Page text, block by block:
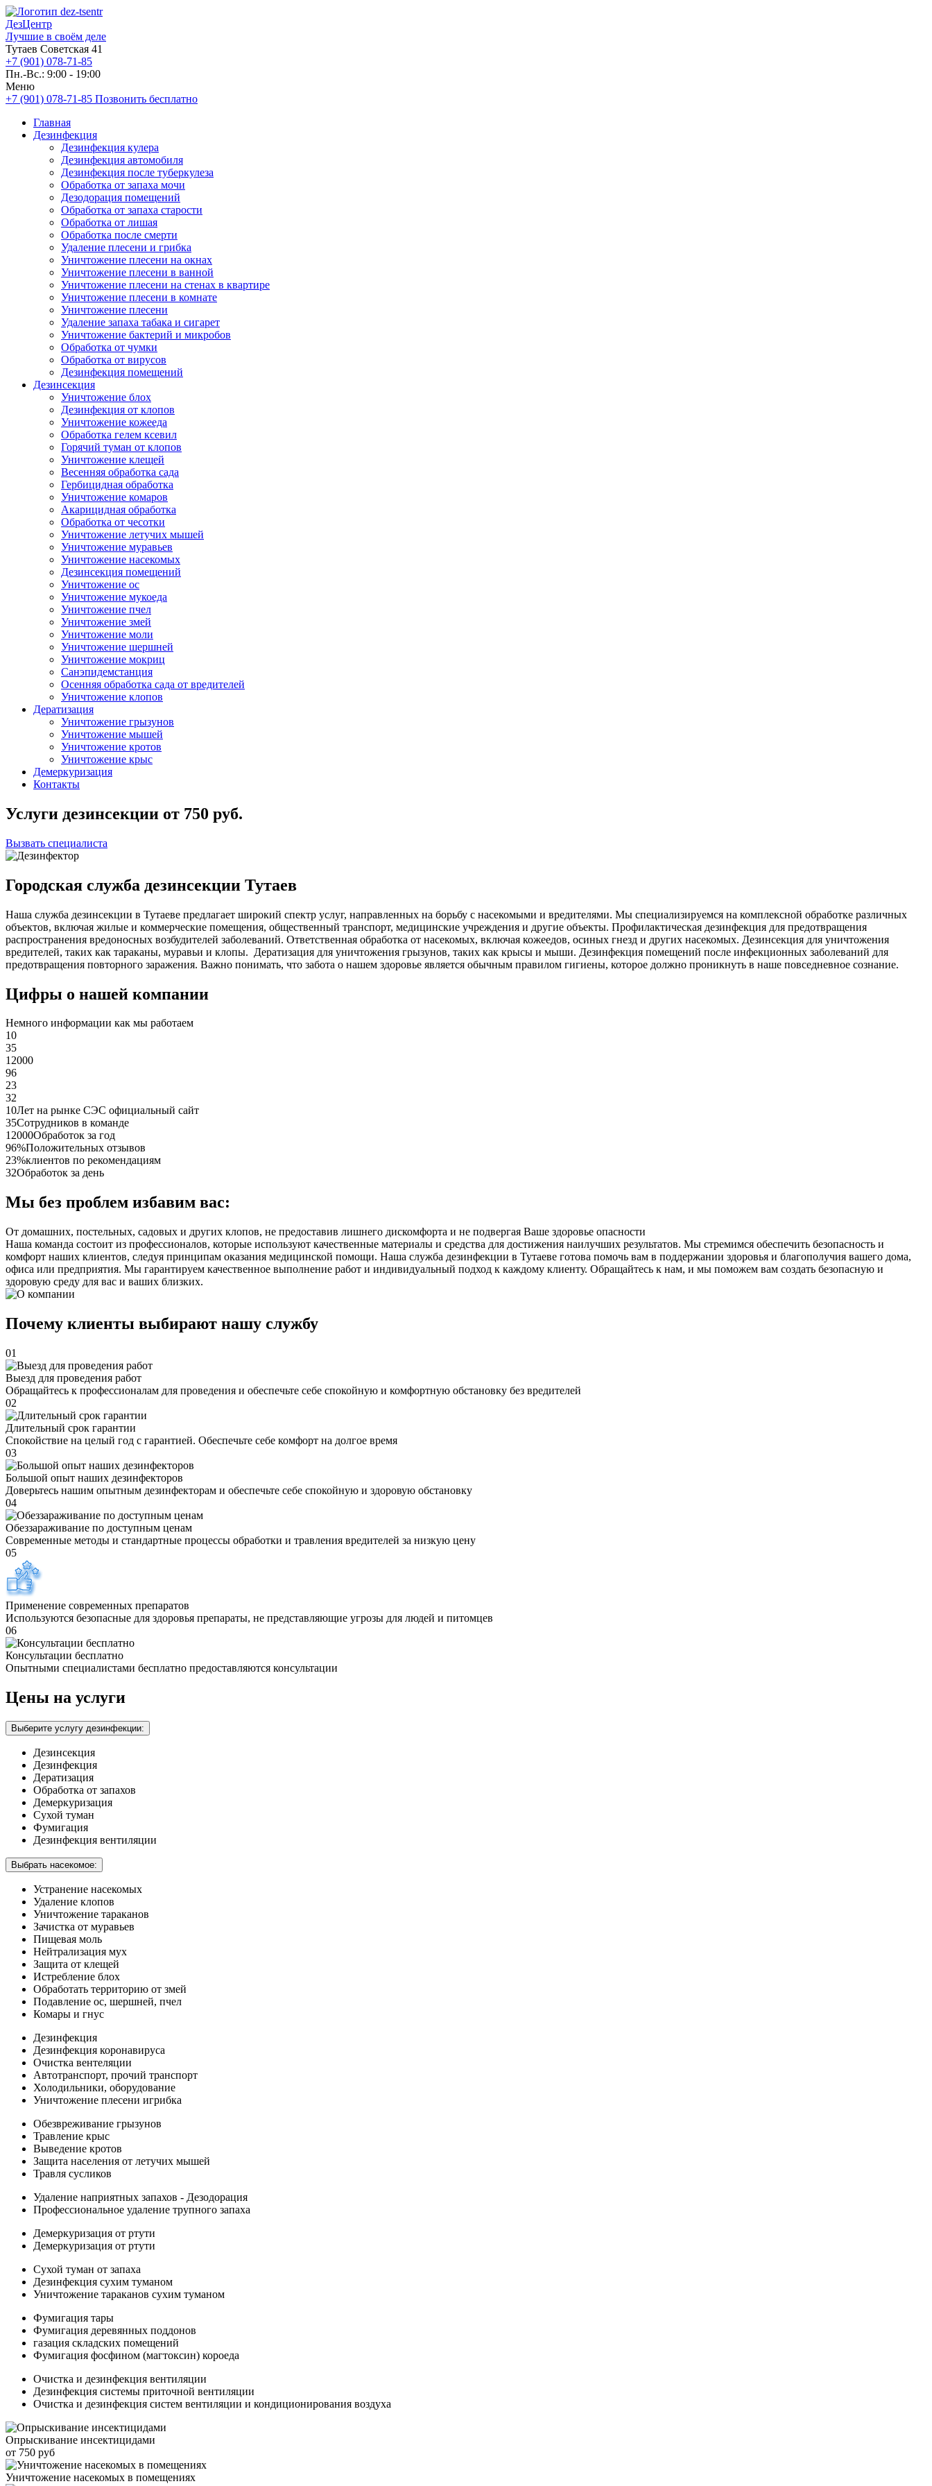
ДезЦентр
Лучшие в своём деле
Тутаев Советская 41
+7 (901) 078-71-85
Пн.-Вс.: 9:00 - 19:00
Меню
+7 (901) 078-71-85 Позвонить бесплатно
Главная
Дезинфекция
Дезинфекция кулера
Дезинфекция автомобиля
Дезинфекция после туберкулеза
Обработка от запаха мочи
Дезодорация помещений
Обработка от запаха старости
Обработка от лишая
Обработка после смерти
Удаление плесени и грибка
Уничтожение плесени на окнах
Уничтожение плесени в ванной
Уничтожение плесени на стенах в квартире
Уничтожение плесени в комнате
Уничтожение плесени
Удаление запаха табака и сигарет
Уничтожение бактерий и микробов
Обработка от чумки
Обработка от вирусов
Дезинфекция помещений
Дезинсекция
Уничтожение блох
Дезинфекция от клопов
Уничтожение кожееда
Обработка гелем ксевил
Горячий туман от клопов
Уничтожение клещей
Весенняя обработка сада
Гербицидная обработка
Уничтожение комаров
Акарицидная обработка
Обработка от чесотки
Уничтожение летучих мышей
Уничтожение муравьев
Уничтожение насекомых
Дезинсекция помещений
Уничтожение ос
Уничтожение мукоеда
Уничтожение пчел
Уничтожение змей
Уничтожение моли
Уничтожение шершней
Уничтожение мокриц
Санэпидемстанция
Осенняя обработка сада от вредителей
Уничтожение клопов
Дератизация
Уничтожение грызунов
Уничтожение мышей
Уничтожение кротов
Уничтожение крыс
Демеркуризация
Контакты
Услуги дезинсекции от 750 руб.
Вызвать специалиста
Городская служба дезинсекции Тутаев
Наша служба дезинсекции в Тутаеве предлагает широкий спектр услуг, направленных на борьбу с насекомыми и вредителями. Мы специализируемся на комплексной обработке различных
объектов, включая жилые и коммерческие помещения, общественный транспорт, медицинские учреждения и другие объекты. Профилактическая дезинфекция для предотвращения
распространения вредоносных возбудителей заболеваний. Ответственная обработка от насекомых, включая кожеедов, осиных гнезд и других насекомых. Дезинсекция для уничтожения
вредителей, таких как тараканы, муравьи и клопы. Дератизация для уничтожения грызунов, таких как крысы и мыши. Дезинфекция помещений после инфекционных заболеваний для
предотвращения повторного заражения. Важно понимать, что забота о нашем здоровье является обычным правилом гигиены, которое должно проникнуть в наше повседневное сознание.
Цифры о нашей компании
Немного информации как мы работаем
10
35
12000
96
23
32
10Лет на рынке СЭС официальный сайт
35Сотрудников в команде
12000Обработок за год
96%Положительных отзывов
23%клиентов по рекомендациям
32Обработок за день
Мы без проблем избавим вас:
От домашних, постельных, садовых и других клопов, не предоставив лишнего дискомфорта и не подвергая Ваше здоровье опасности
Наша команда состоит из профессионалов, которые используют качественные материалы и средства для достижения наилучших результатов. Мы стремимся обеспечить безопасность и
комфорт наших клиентов, следуя принципам оказания медицинской помощи. Наша служба дезинфекции в Тутаеве готова помочь вам в поддержании здоровья и благополучия вашего дома,
офиса или предприятия. Мы гарантируем качественное выполнение работ и индивидуальный подход к каждому клиенту. Обращайтесь к нам, и мы поможем вам создать безопасную и
здоровую среду для вас и ваших близких.
Почему клиенты выбирают нашу службу
01
Выезд для проведения работ
Обращайтесь к профессионалам для проведения и обеспечьте себе спокойную и комфортную обстановку без вредителей
02
Длительный срок гарантии
Спокойствие на целый год с гарантией. Обеспечьте себе комфорт на долгое время
03
Большой опыт наших дезинфекторов
Доверьтесь нашим опытным дезинфекторам и обеспечьте себе спокойную и здоровую обстановку
04
Обеззараживание по доступным ценам
Современные методы и стандартные процессы обработки и травления вредителей за низкую цену
05
Применение современных препаратов
Используются безопасные для здоровья препараты, не представляющие угрозы для людей и питомцев
06
Консультации бесплатно
Опытными специалистами бесплатно предоставляются консультации
Цены на услуги
Выберите услугу дезинфекции:
Дезинсекция
Дезинфекция
Дератизация
Обработка от запахов
Демеркуризация
Сухой туман
Фумигация
Дезинфекция вентиляции
Выбрать насекомое:
Устранение насекомых
Удаление клопов
Уничтожение тараканов
Зачистка от муравьев
Пищевая моль
Нейтрализация мух
Защита от клещей
Истребление блох
Обработать территорию от змей
Подавление ос, шершней, пчел
Комары и гнус
Дезинфекция
Дезинфекция коронавируса
Очистка вентеляции
Автотранспорт, прочий транспорт
Холодильники, оборудование
Уничтожение плесени игрибка
Обезвреживание грызунов
Травление крыс
Выведение кротов
Защита населения от летучих мышей
Травля сусликов
Удаление наприятных запахов - Дезодорация
Профессиональное удаление трупного запаха
Демеркуризация от ртути
Демеркуризация от ртути
Сухой туман от запаха
Дезинфекция сухим туманом
Уничтожение тараканов сухим туманом
Фумигация тары
Фумигация деревянных поддонов
газация складских помещений
Фумигация фосфином (магтоксин) короеда
Очистка и дезинфекция вентиляции
Дезинфекция системы приточной вентиляции
Очистка и дезинфекция систем вентиляции и кондиционирования воздуха
Опрыскивание инсектицидами
от 750 руб
Уничтожение насекомых в помещениях